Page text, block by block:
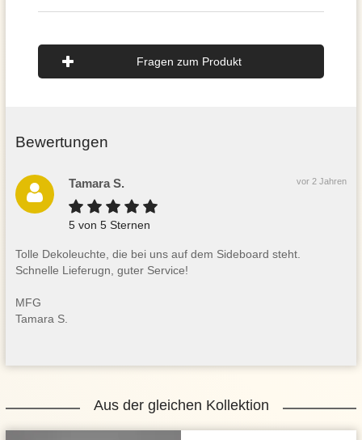
Fragen zum Produkt
Bewertungen
Tamara S.
5 von 5 Sternen
vor 2 Jahren
Tolle Dekoleuchte, die bei uns auf dem Sideboard steht.
Schnelle Lieferugn, guter Service!
MFG
Tamara S.
Aus der gleichen Kollektion